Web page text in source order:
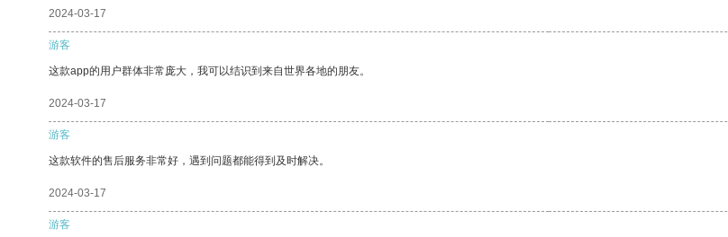
2024-03-17
游客
这款app的用户群体非常庞大，我可以结识到来自世界各地的朋友。
2024-03-17
游客
这款软件的售后服务非常好，遇到问题都能得到及时解决。
2024-03-17
游客